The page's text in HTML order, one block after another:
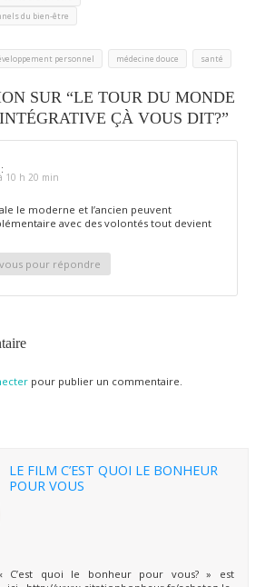
du bien-être
personnel médecine douce santé
SUR “LE TOUR DU MONDE
ÇÀ VOUS DIT?”
10 h 20 min
le moderne et l’ancien peuvent
avec des volontés tout devient
pour répondre
pour publier un commentaire.
LE FILM C’EST QUOI LE BONHEUR
POUR VOUS
C’est quoi le bonheur pour vous? » est